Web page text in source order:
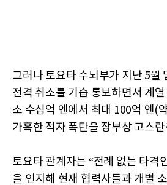
그러나 토요타 수뇌부가 지난 5월
전격 취소를 기습 통보하면서 계
소 수십억 엔에서 최대 100억 엔(
가혹한 적자 폭탄을 장부상 고스
토요타 관계자는 “전례 없는 타격
을 인지해 현재 협력사들과 개별